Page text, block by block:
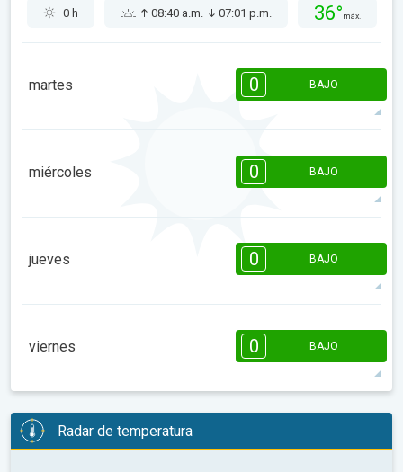
0 h 08:40 a.m. 07:01 p.m. 36° máx.
martes 0 BAJO
14:00 16:00 18:00
07:02 p.m. 40°
miércoles 0 BAJO
14:00 16:00 18:00
07:03 p.m. 43°
jueves 0 BAJO
14:00 16:00 18:00
07:04 p.m. 42°
viernes 0 BAJO
08:00
0 h 08:35 a.m. 07:05 p.m. 43°
Radar de temperatura